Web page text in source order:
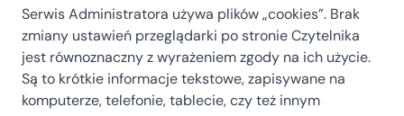
Serwis Administratora używa plików „cookies”. Brak
zmiany ustawień przeglądarki po stronie Czytelnika
jest równoznaczny z wyrażeniem zgody na ich użycie.
Są to krótkie informacje tekstowe, zapisywane na
komputerze, telefonie, tablecie, czy też innym